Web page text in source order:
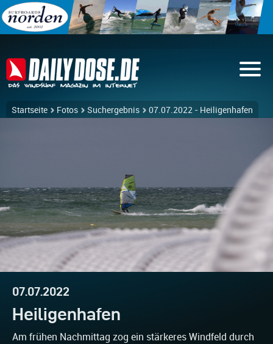
Startseite Fotos Suchergebnis 07.07.2022 - Heiligenhafen
07.07.2022
Heiligenhafen
Am frühen Nachmittag zog ein stärkeres Windfeld durch